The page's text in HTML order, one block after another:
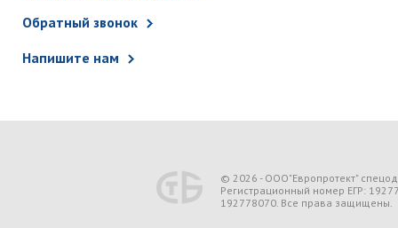
Обратный звонок
Напишите нам
© 2026 - ООО"Европротект"
Регистрационный номер ЕГР:
192778070. Все права защищены.